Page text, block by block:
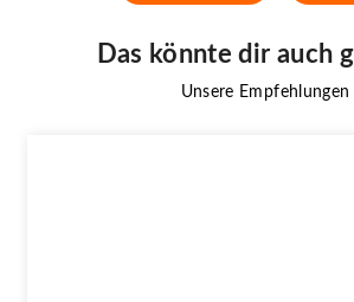
Das könnte dir auch
Unsere Empfehlungen